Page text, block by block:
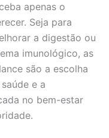
apenas o
Seja para
a digestão ou
imunológico, as
são a escolha
e a
no bem-estar